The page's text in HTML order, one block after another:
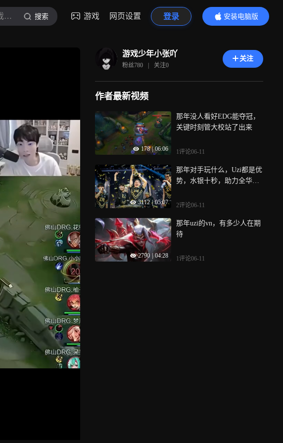
游戏少年小张吖 搜索 游戏 网页设置 登录
安装电脑版
内容更精彩
游戏少年小张吖
粉丝780 | 关注0
关注
作者最新视频
178 | 06:06
那年没人看好EDG能夺冠，
关键时刻管大校站了出来
1评论06-11
3112 | 05:07
那年对手玩什么，Uzi都是优
势，水银十秒，助力全华班
2评论06-11
2790 04:28
那年uzi的vn，有多少人在期
待
1评论06-11